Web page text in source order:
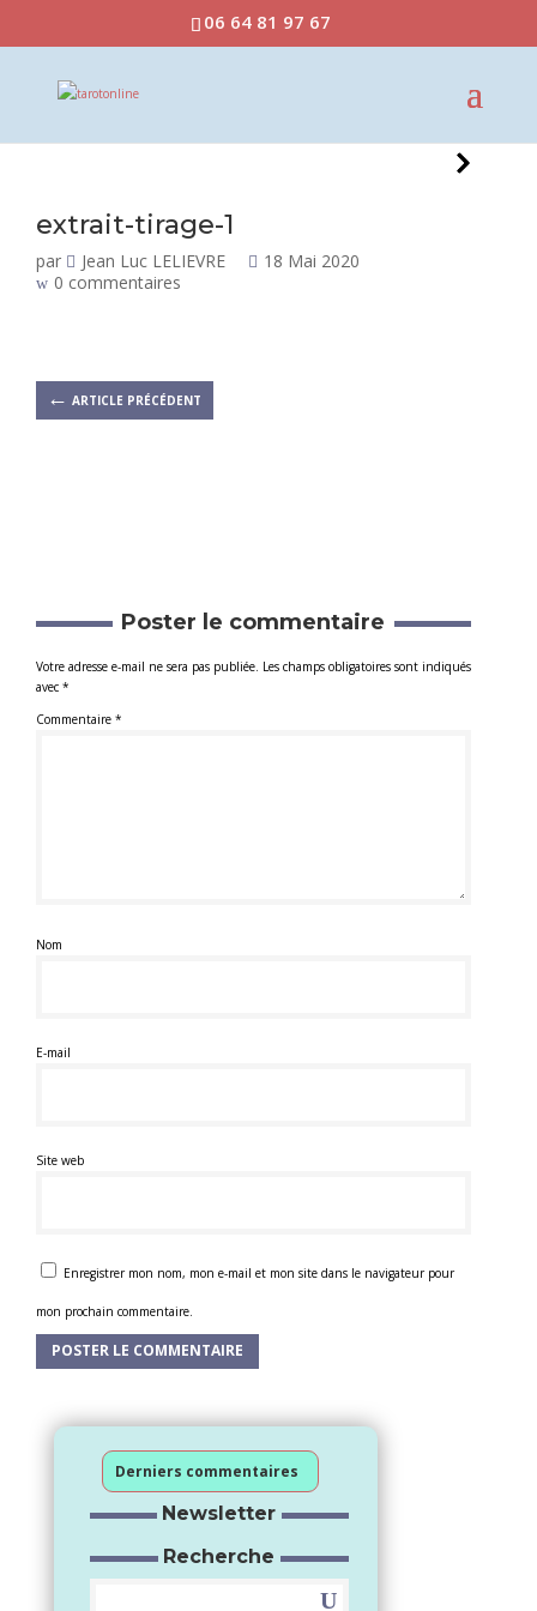
06 64 81 97 67
extrait-tirage-1
par Jean Luc LELIEVRE
18 Mai 2020
0 commentaires
← ARTICLE PRÉCÉDENT
Poster le commentaire
Votre adresse e-mail ne sera pas publiée. Les champs obligatoires sont indiqués
avec *
Commentaire *
Nom
E-mail
Site web
Enregistrer mon nom, mon e-mail et mon site dans le navigateur pour
mon prochain commentaire.
Derniers commentaires
Newsletter
Recherche